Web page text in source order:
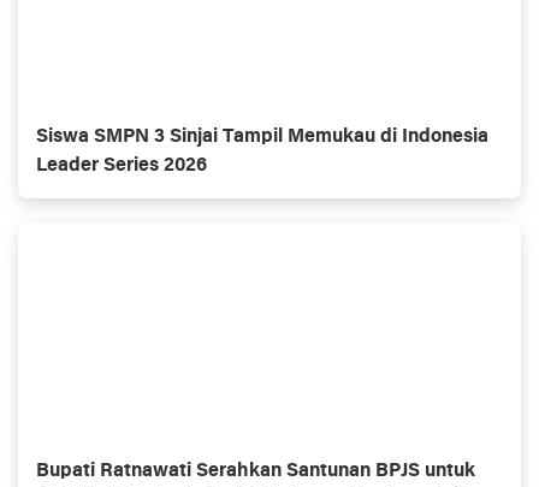
Siswa SMPN 3 Sinjai Tampil Memukau di Indonesia
Leader Series 2026
Bupati Ratnawati Serahkan Santunan BPJS untuk